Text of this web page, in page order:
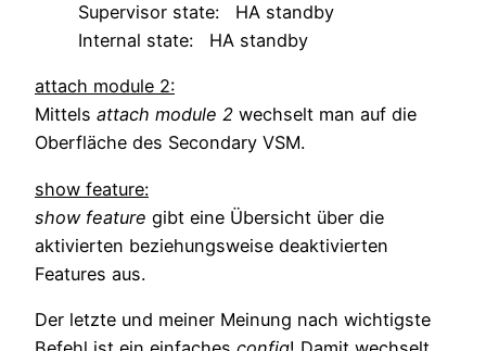
Supervisor state: HA standby
Internal state: HA standby
attach module 2:
Mittels attach module 2 wechselt man auf die
Oberfläche des Secondary VSM.
show feature:
show feature gibt eine Übersicht über die
aktivierten beziehungsweise deaktivierten
Features aus.
Der letzte und meiner Meinung nach wichtigste